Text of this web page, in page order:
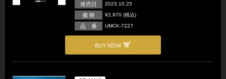
発売日 2023.10.25
価 格 ¥2,970 (税込)
品 番 UMCK-7227
BUY NOW